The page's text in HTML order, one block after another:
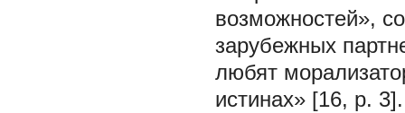
возможностей»,
зарубежных
любят
истинах» [16, p.